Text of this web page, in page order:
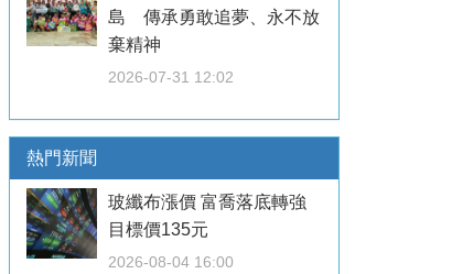
島 傳承勇敢追夢、永不放
棄精神
2026-07-31 12:02
熱門新聞
玻纖布漲價 富喬落底轉強
目標價135元
2026-08-04 16:00